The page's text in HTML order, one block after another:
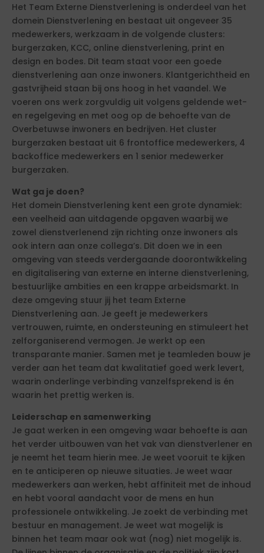
Het Team Externe Dienstverlening is onderdeel van het
domein Dienstverlening en bestaat uit ongeveer 35
medewerkers, werkzaam in de volgende clusters:
burgerzaken, KCC, online dienstverlening, print en
design en bodes. Dit team staat voor een goede
dienstverlening aan onze inwoners. Klantgerichtheid en
gastvrijheid staan bij ons hoog in het vaandel. We
voeren ons werk zorgvuldig uit volgens geldende wet-
en regelgeving en met oog op de behoefte van de
Overbetuwse inwoners en bedrijven. Het cluster
burgerzaken bestaat uit 6 frontoffice medewerkers, 4
backoffice medewerkers en 1 senior medewerker
burgerzaken.
Wat ga je doen?
Het domein Dienstverlening kent een grote dynamiek:
een veelheid aan uitdagende opgaven waarbij we
zowel dienstverlenend zijn richting onze inwoners als
ook intern aan onze collega’s. Dit doen we in een
omgeving van steeds verdergaande doorontwikkeling
en digitalisering van externe en interne dienstverlening,
bestuurlijke ambities en een krappe arbeidsmarkt. In
deze omgeving stuur jij het team Externe
Dienstverlening aan. Je geeft je medewerkers
vertrouwen, ruimte, en ondersteuning en stimuleert het
zelforganiserend vermogen. Je werkt op een
transparante manier. Samen met je teamleden bouw je
verder aan het team dat kwalitatief goed werk levert,
waarin onderlinge verbinding vanzelfsprekend is én
waarin het prettig werken is.
Leiderschap en samenwerking
Je gaat werken in een omgeving waar behoefte is aan
het verder uitbouwen van het vak van dienstverlener en
je neemt het team hierin mee. Je weet vooruit te kijken
en te anticiperen op nieuwe situaties. Je weet waar
medewerkers aan werken, hebt affiniteit met de inhoud
en hebt vooral aandacht voor de mens en hun
professionele ontwikkeling. Je zoekt de verbinding met
bestuur en management. Je weet wat mogelijk is
binnen het team maar ook wat (nog) niet mogelijk is.